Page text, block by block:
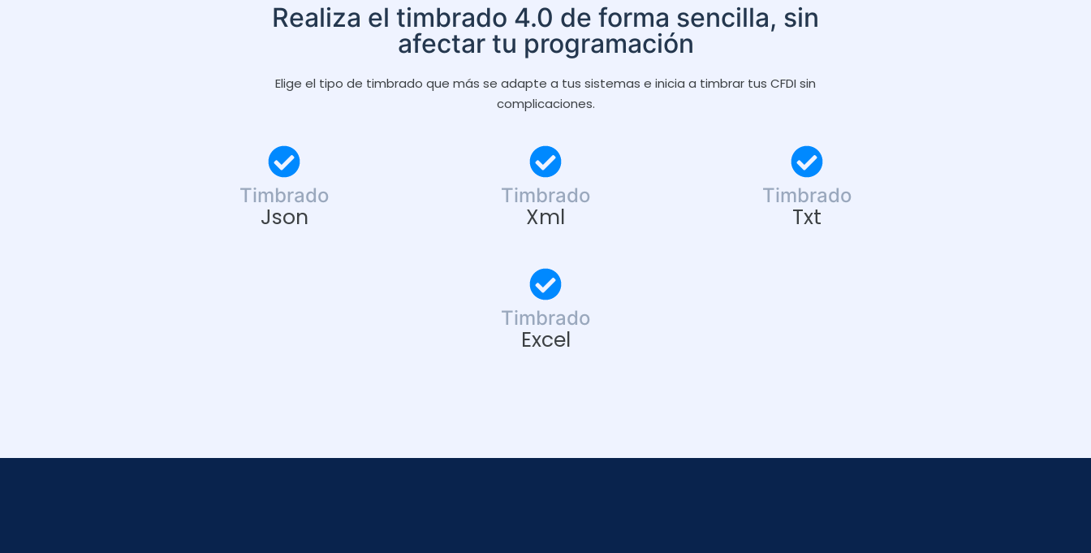
Realiza el timbrado 4.0 de forma sencilla, sin
afectar tu programación
Elige el tipo de timbrado que más se adapte a tus sistemas e inicia a timbrar tus CFDI sin
complicaciones.
Timbrado
Json
Timbrado
Xml
Timbrado
Txt
Timbrado
Excel